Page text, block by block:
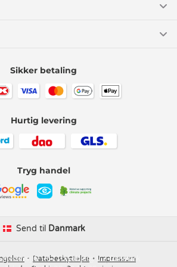
Send til Danmark
Sikker betaling
Hurtig levering
Tryg handel
Databeskyttelse
Impressum
Smedevej 6 6710 Esbjerg V
Danmark